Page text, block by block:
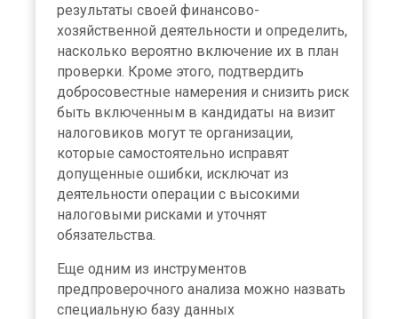
результаты своей финансово-
хозяйственной деятельности и определить,
насколько вероятно включение их в план
проверки. Кроме этого, подтвердить
добросовестные намерения и снизить риск
быть включенным в кандидаты на визит
налоговиков могут те организации,
которые самостоятельно исправят
допущенные ошибки, исключат из
деятельности операции с высокими
налоговыми рисками и уточнят
обязательства.
Еще одним из инструментов
предпроверочного анализа можно назвать
специальную базу данных